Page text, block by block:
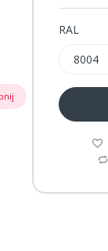
RAL
8004